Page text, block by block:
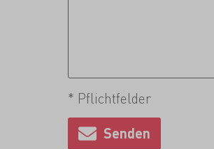
* Pflichtfelder